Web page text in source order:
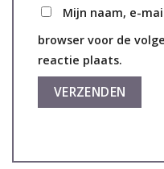
Mijn naam, e-
browser voor de
reactie plaats.